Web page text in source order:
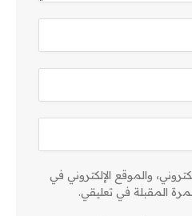
والموقع الإلكتروني في
المقبلة في تعليقي.